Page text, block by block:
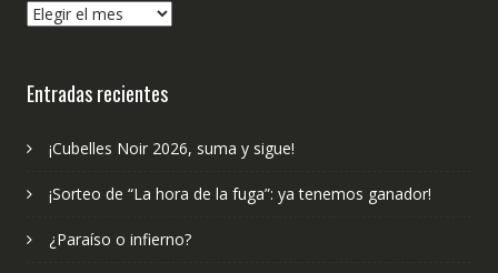
¿Qué
Entradas recientes
¡Cubelles Noir 2026, suma y sigue!
¡Sorteo de “La hora de la fuga”: ya tenemos ganador!
¿Paraíso o infierno?